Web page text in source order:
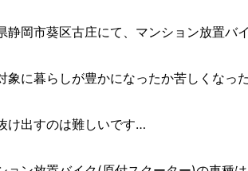
静岡市葵区古庄にて、マンション放置
象に暮らしが豊かになったか苦しくな
け出すのは難しいです…